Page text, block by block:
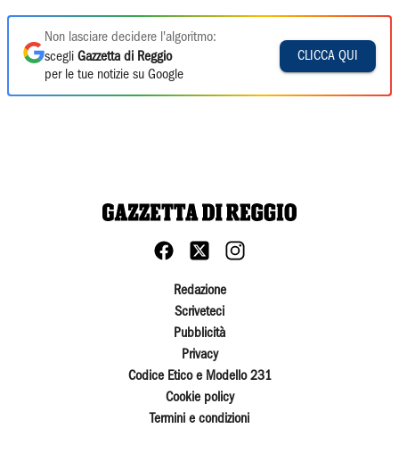
Non lasciare decidere l'algoritmo:
scegli Gazzetta di Reggio
per le tue notizie su Google
CLICCA QUI
Redazione
Scriveteci
Pubblicità
Privacy
Codice Etico e Modello 231
Cookie policy
Termini e condizioni